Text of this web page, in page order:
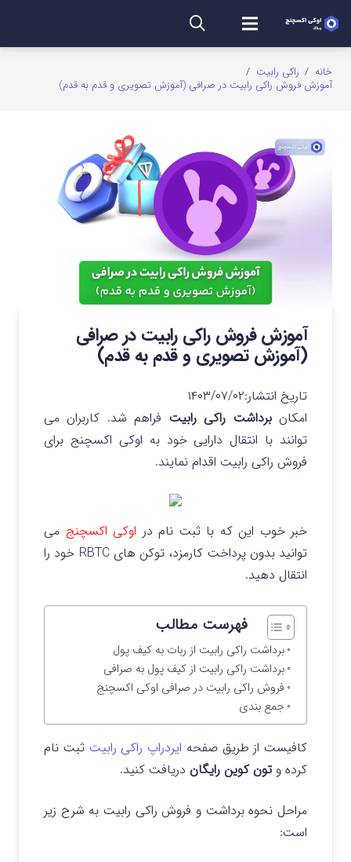
خانه / راکی رابیت /
آموزش فروش راکی رابیت در صرافی (آموزش تصویری و قدم به قدم)
آموزش فروش راکی رابیت در صرافی
(آموزش تصویری و قدم به قدم)
تاریخ انتشار:۱۴۰۳/۰۷/۰۲
امکانبرداشت راکی رابیت فراهم شد. کاربران می
توانند با انتقال دارایی خود به اوکی اکسچنج برای
فروش راکی رابیت اقدام نمایند.
خبر خوب این که با ثبت نام در اوکی اکسچنج می
توانید بدون پرداخت کارمزد، توکن های RBTC خود را
انتقال دهید.
فهرست مطالب
برداشت راکی رابیت از ربات به کیف پول
برداشت راکی رابیت از کیف پول به صرافی
فروش راکی رابیت در صرافی اوکی اکسچنج
جمع بندی
کافیست از طریق صفحه ایردراپ راکی رابیت ثبت نام
کرده و تون کوین رایگان دریافت کنید.
مراحل نحوه برداشت و فروش راکی رابیت به شرح زیر
است: